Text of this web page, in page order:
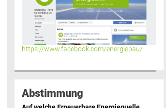
https://www.facebook.com/energiebau/
Abstimmung